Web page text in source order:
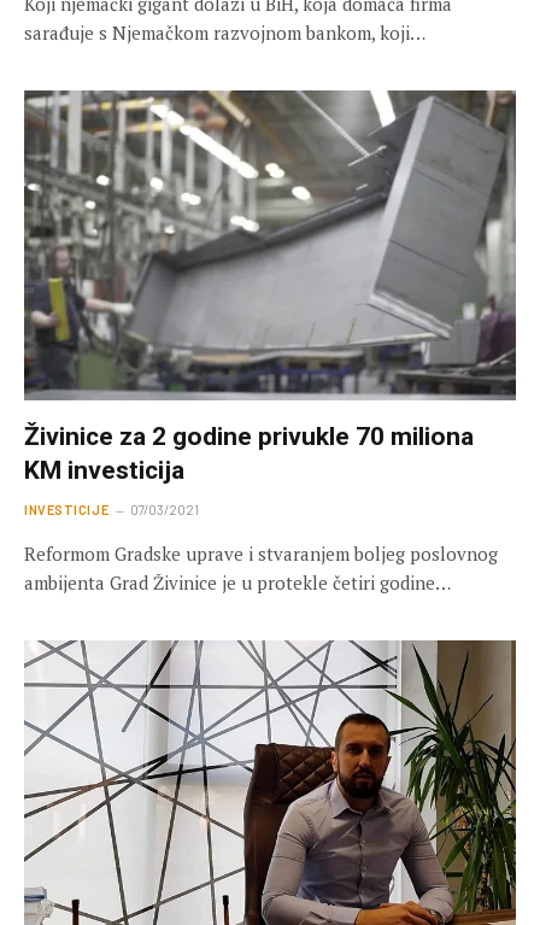
sarađuje s Njemačkom razvojnom bankom, koji…
Živinice za 2 godine privukle 70 miliona
KM investicija
INVESTICIJE 07/03/2021
Reformom Gradske uprave i stvaranjem boljeg poslovnog
ambijenta Grad Živinice je u protekle četiri godine…